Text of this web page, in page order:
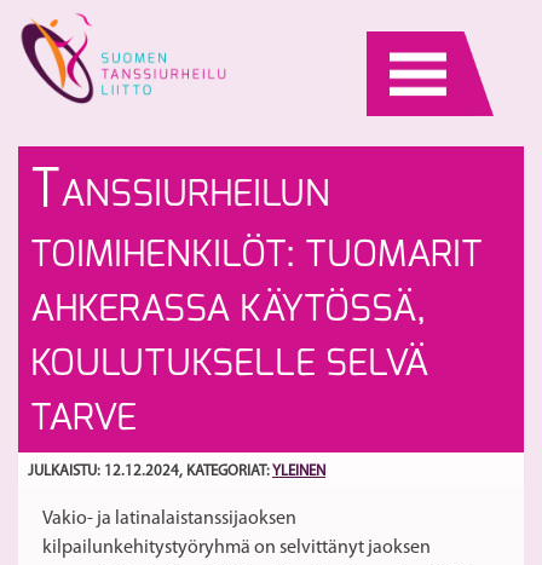
content
ANSSIURHEILUN
TOIMIHENKILÖT: TUOMARIT
AHKERASSA KÄYTÖSSÄ,
KOULUTUKSELLE SELVÄ
TARVE
JULKAISTU: 12.12.2024, KATEGORIAT: YLEINEN
Vakio- ja latinalaistanssijaoksen
kilpailunkehitystyöryhmä on selvittänyt jaoksen